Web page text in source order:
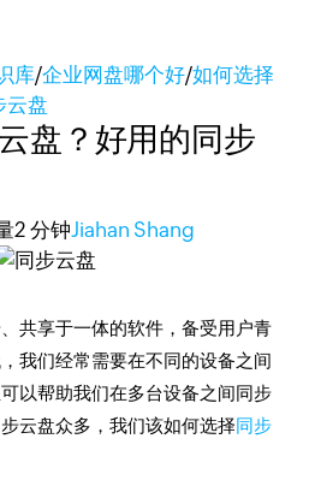
库/企业网盘哪个好/如何选择
云盘
盘？好用的同步
2 分钟Jiahan Shang
共享于一体的软件，备受用户青
我们经常需要在不同的设备之间
以帮助我们在多台设备之间同步
云盘众多，我们该如何选择同步